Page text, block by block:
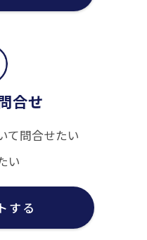
合せ
て問合せたい
い
する